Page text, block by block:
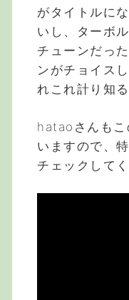
がタイトルに
いし、ターボ
チューンだっ
ンがチョイス
れこれ計り知
hataoさんもこ
いますので、
チェックして